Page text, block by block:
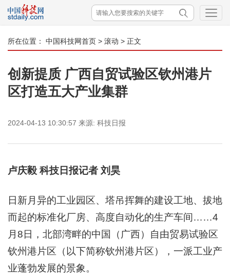
所在位置： 中国科技网首页 > 滚动 > 正文
创新提质 广西自贸试验区钦州港片
区打造五大产业集群
2024-04-13 10:30:57 来源: 科技日报
卢庆毅 科技日报记者 刘昊
日新月异的工业园区、塔吊挥舞的建设工地、拔地
而起的标准化厂房、高度自动化的生产车间……4
月8日，北部湾畔的中国（广西）自由贸易试验区
钦州港片区（以下简称钦州港片区），一派工业产
业蓬勃发展的景象。